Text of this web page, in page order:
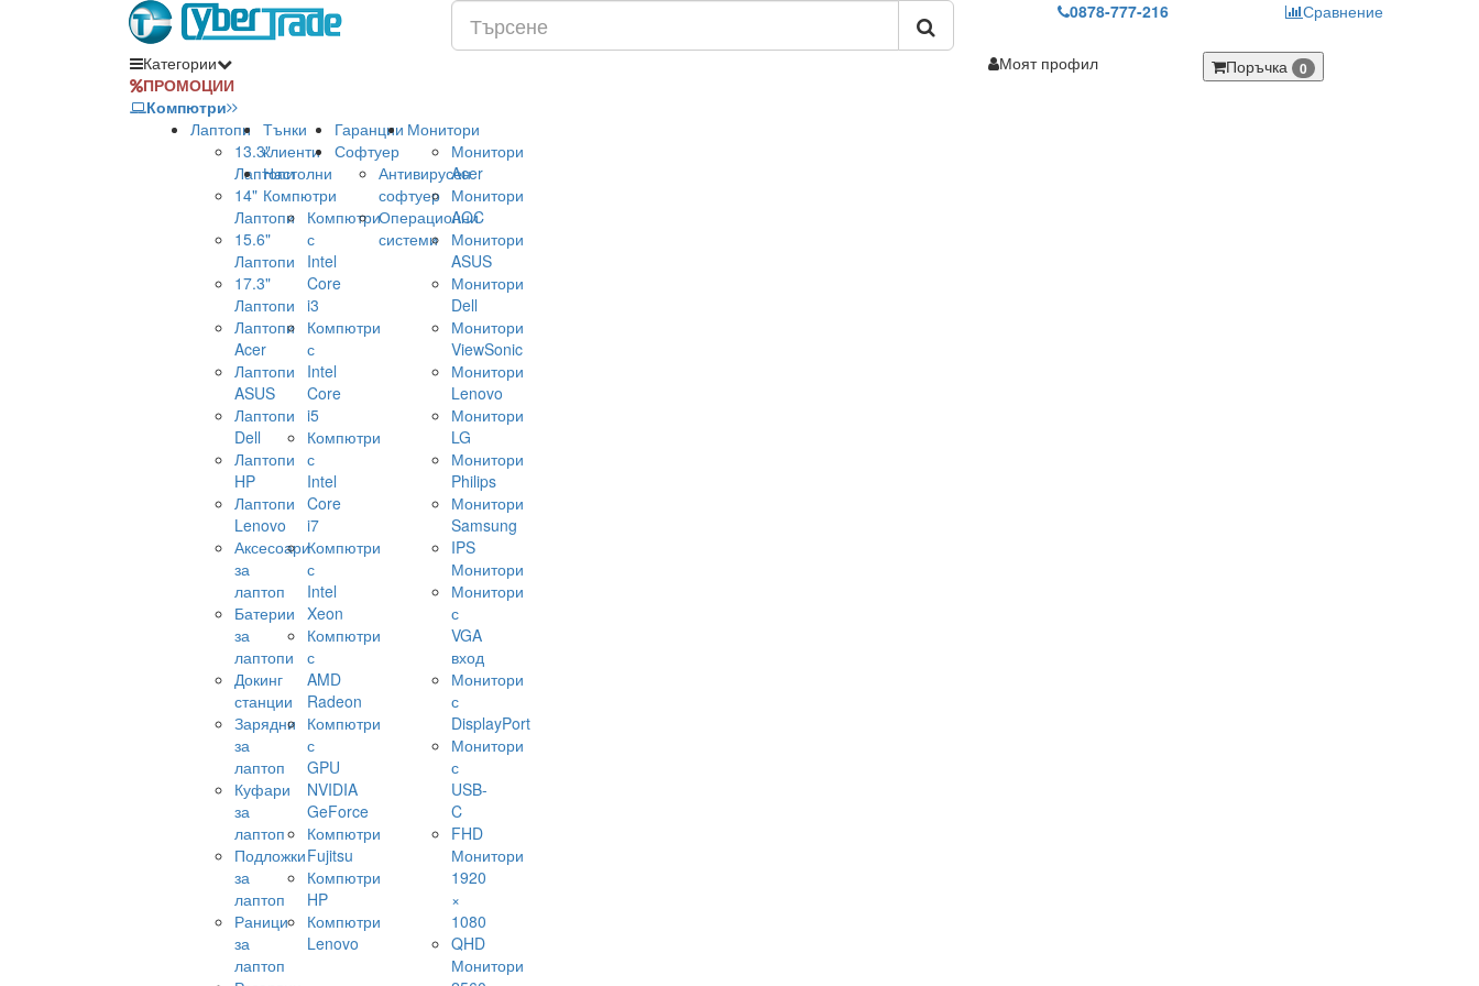
0878-777-216 Сравнение
Категории
ПРОМОЦИИ
Компютри
Лаптопи
13.3"
Лаптопи
14"
Лаптопи
15.6"
Лаптопи
17.3"
Лаптопи
Лаптопи
Acer
Лаптопи
ASUS
Лаптопи
Dell
Лаптопи
HP
Лаптопи
Lenovo
Аксесоари
за
лаптоп
Батерии
за
лаптопи
Докинг
станции
Зарядни
за
лаптоп
Куфари
за
лаптоп
Подложки
за
лаптоп
Раници
за
лаптоп
Тънки
клиенти
Настолни
Компютри
Компютри
с
Intel
Core
i3
Компютри
с
Intel
Core
i5
Компютри
с
Intel
Core
i7
Компютри
с
Intel
Xeon
Компютри
с
AMD
Radeon
Компютри
с
GPU
NVIDIA
GeForce
Компютри
Fujitsu
Компютри
HP
Компютри
Lenovo
Гаранции
Софтуер
Антивирусен
софтуер
Операционни
системи
Монитори
Монитори
Acer
Монитори
AOC
Монитори
ASUS
Монитори
Dell
Монитори
ViewSonic
Монитори
Lenovo
Монитори
LG
Монитори
Philips
Монитори
Samsung
IPS
Монитори
Монитори
с
VGA
вход
Монитори
с
DisplayPort
Монитори
с
USB-
C
FHD
Монитори
1920
×
1080
QHD
Монитори
Моят профил Поръчка 0